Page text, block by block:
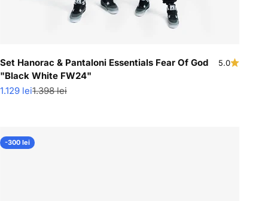
Set Hanorac & Pantaloni Essentials Fear Of God
"Black White FW24"
5.0
Pret redus
1.129 leiPret normal
1.398 lei
-300 lei